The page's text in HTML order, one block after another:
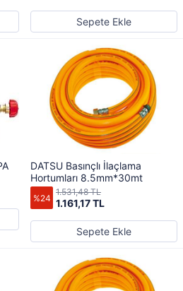
Sepete Ekle
DATSU Basınçlı İlaçlama
Hortumları 8.5mm*30mt
%24 1.161,17 TL
1.531,48 TL
Sepete Ekle